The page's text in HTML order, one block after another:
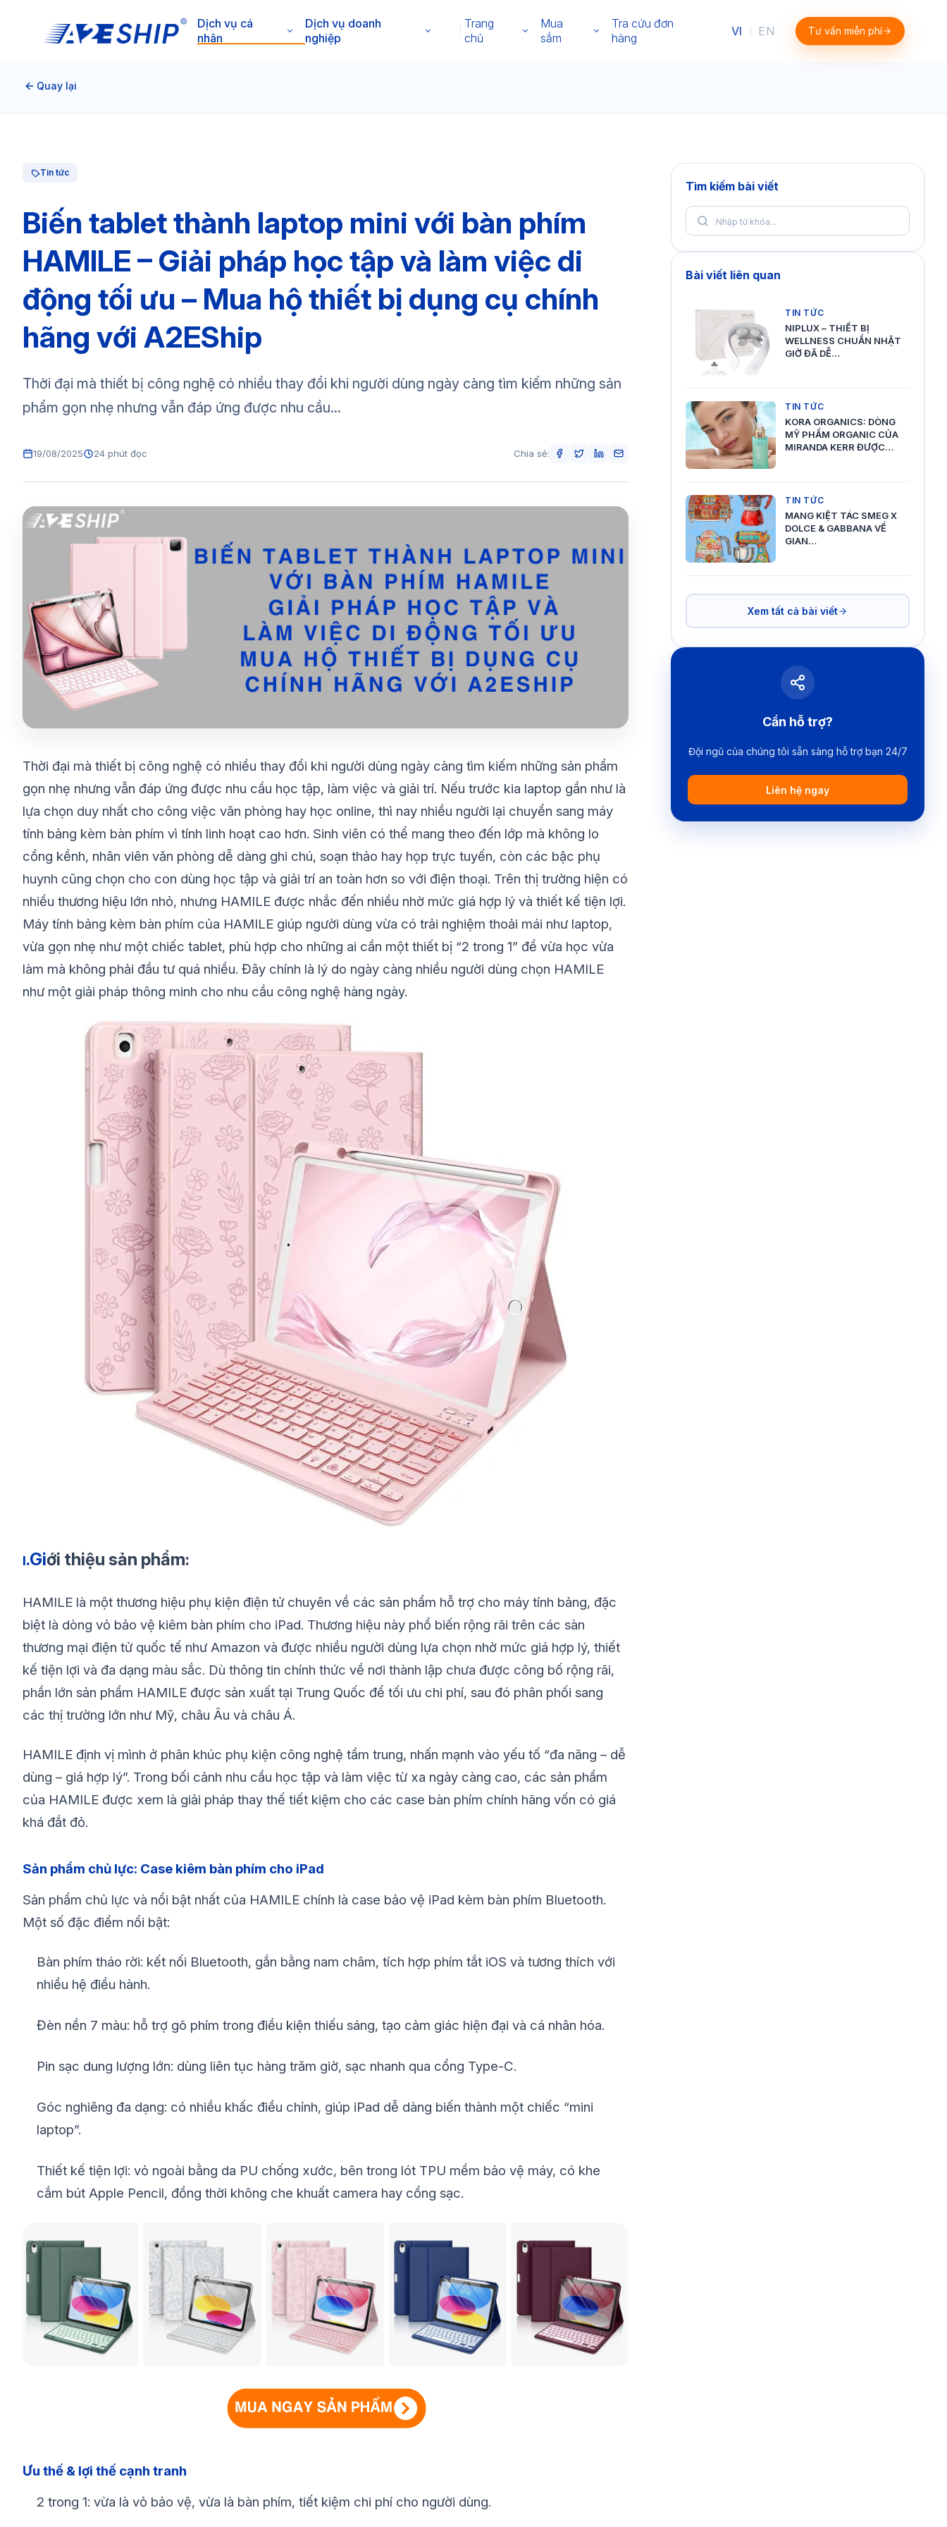
Dịch vụ cá
nhân
Dịch vụ doanh
nghiệp
Trang
chủ
Mua
sắm
Tra cứu đơn
hàng
VI EN Tư vấn miễn phí
Quay lại
Tin tức
Biến tablet thành laptop mini với bàn phím
HAMILE – Giải pháp học tập và làm việc di
động tối ưu – Mua hộ thiết bị dụng cụ chính
hãng với A2EShip
Thời đại mà thiết bị công nghệ có nhiều thay đổi khi người dùng ngày càng tìm kiếm những sản
phẩm gọn nhẹ nhưng vẫn đáp ứng được nhu cầu...
19/08/2025 24 phút đọc Chia sẻ:
Thời đại mà thiết bị công nghệ có nhiều thay đổi khi người dùng ngày càng tìm kiếm những sản phẩm
gọn nhẹ nhưng vẫn đáp ứng được nhu cầu học tập, làm việc và giải trí. Nếu trước kia laptop gần như là
lựa chọn duy nhất cho công việc văn phòng hay học online, thì nay nhiều người lại chuyển sang máy
tính bảng kèm bàn phím vì tính linh hoạt cao hơn. Sinh viên có thể mang theo đến lớp mà không lo
cồng kềnh, nhân viên văn phòng dễ dàng ghi chú, soạn thảo hay họp trực tuyến, còn các bậc phụ
huynh cũng chọn cho con dùng học tập và giải trí an toàn hơn so với điện thoại. Trên thị trường hiện có
nhiều thương hiệu lớn nhỏ, nhưng HAMILE được nhắc đến nhiều nhờ mức giá hợp lý và thiết kế tiện lợi.
Máy tính bảng kèm bàn phím của HAMILE giúp người dùng vừa có trải nghiệm thoải mái như laptop,
vừa gọn nhẹ như một chiếc tablet, phù hợp cho những ai cần một thiết bị “2 trong 1” để vừa học vừa
làm mà không phải đầu tư quá nhiều. Đây chính là lý do ngày càng nhiều người dùng chọn HAMILE
như một giải pháp thông minh cho nhu cầu công nghệ hàng ngày.
I.Giới thiệu sản phẩm:
HAMILE là một thương hiệu phụ kiện điện tử chuyên về các sản phẩm hỗ trợ cho máy tính bảng, đặc
biệt là dòng vỏ bảo vệ kiêm bàn phím cho iPad. Thương hiệu này phổ biến rộng rãi trên các sàn
thương mại điện tử quốc tế như Amazon và được nhiều người dùng lựa chọn nhờ mức giá hợp lý, thiết
kế tiện lợi và đa dạng màu sắc. Dù thông tin chính thức về nơi thành lập chưa được công bố rộng rãi,
phần lớn sản phẩm HAMILE được sản xuất tại Trung Quốc để tối ưu chi phí, sau đó phân phối sang
các thị trường lớn như Mỹ, châu Âu và châu Á.
HAMILE định vị mình ở phân khúc phụ kiện công nghệ tầm trung, nhấn mạnh vào yếu tố “đa năng – dễ
dùng – giá hợp lý”. Trong bối cảnh nhu cầu học tập và làm việc từ xa ngày càng cao, các sản phẩm
của HAMILE được xem là giải pháp thay thế tiết kiệm cho các case bàn phím chính hãng vốn có giá
khá đắt đỏ.
Sản phẩm chủ lực: Case kiêm bàn phím cho iPad
Sản phẩm chủ lực và nổi bật nhất của HAMILE chính là case bảo vệ iPad kèm bàn phím Bluetooth.
Một số đặc điểm nổi bật:
Bàn phím tháo rời: kết nối Bluetooth, gắn bằng nam châm, tích hợp phím tắt iOS và tương thích với
nhiều hệ điều hành.
Đèn nền 7 màu: hỗ trợ gõ phím trong điều kiện thiếu sáng, tạo cảm giác hiện đại và cá nhân hóa.
Pin sạc dung lượng lớn: dùng liên tục hàng trăm giờ, sạc nhanh qua cổng Type-C.
Góc nghiêng đa dạng: có nhiều khấc điều chỉnh, giúp iPad dễ dàng biến thành một chiếc “mini
laptop”.
Thiết kế tiện lợi: vỏ ngoài bằng da PU chống xước, bên trong lót TPU mềm bảo vệ máy, có khe
cắm bút Apple Pencil, đồng thời không che khuất camera hay cổng sạc.
Ưu thế & lợi thế cạnh tranh
2 trong 1: vừa là vỏ bảo vệ, vừa là bàn phím, tiết kiệm chi phí cho người dùng.
Tìm kiếm bài viết
Bài viết liên quan
TIN TỨC
NIPLUX – THIẾT BỊ
WELLNESS CHUẨN NHẬT
GIỜ ĐÃ DỄ…
TIN TỨC
KORA ORGANICS: DÒNG
MỸ PHẨM ORGANIC CỦA
MIRANDA KERR ĐƯỢC…
TIN TỨC
MANG KIỆT TÁC SMEG X
DOLCE & GABBANA VỀ
GIAN…
Xem tất cả bài viết
Cần hỗ trợ?
Đội ngũ của chúng tôi sẵn sàng hỗ trợ bạn 24/7
Liên hệ ngay